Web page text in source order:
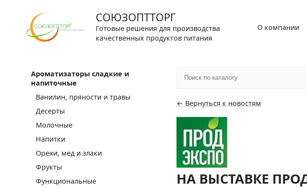
← Вернуться к новостям
НА ВЫСТАВКЕ
Ароматизаторы сладкие и
напиточные
Ванилин, пряности и травы
Десерты
Молочные
Напитки
Орехи, мед и злаки
Фрукты
Функциональные
СОЮЗОПТТОРГ
Готовые решения для производства
качественных продуктов питания
О компании